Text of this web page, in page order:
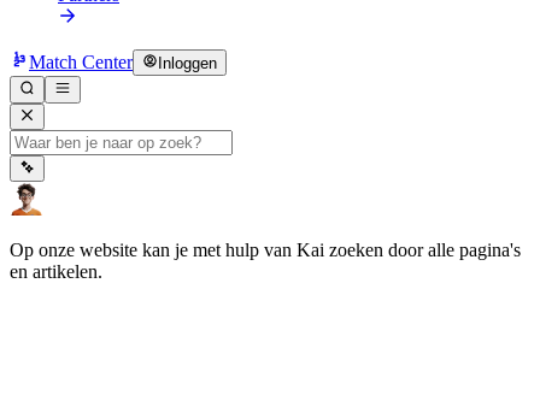
Match Center Inloggen
Op onze website kan je met hulp van Kai zoeken door alle pagina's
en artikelen.